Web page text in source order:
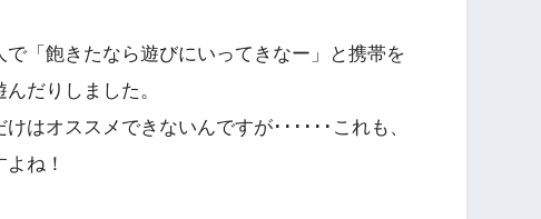
「飽きたなら遊びにいってきなー」と携帯を
だりしました。
はオススメできないんですが･･････これも、
ね！